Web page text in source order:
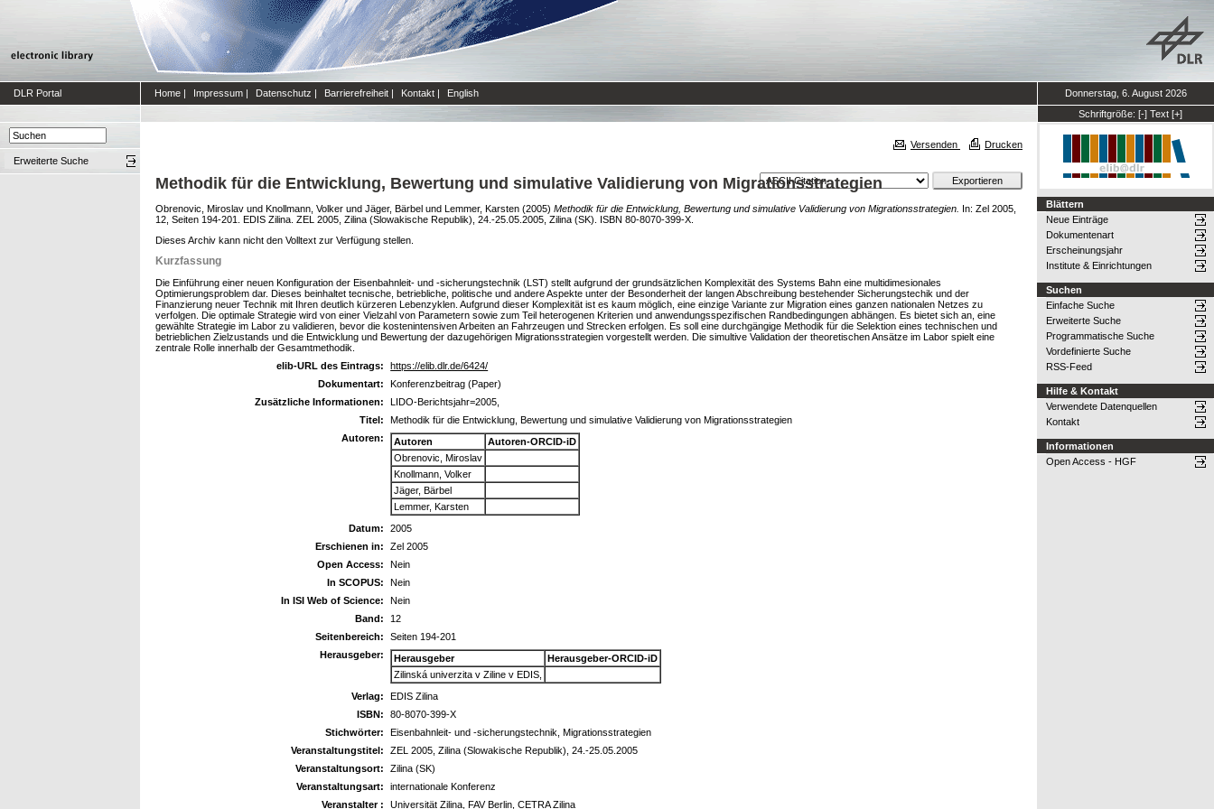
DLR Portal Home | Impressum | Datenschutz | Barrierefreiheit | Kontakt | English
Donnerstag, 6. August 2026
Schriftgröße: [-] Text [+]
Erweiterte Suche
Versenden Drucken
Methodik für die Entwicklung, Bewertung und simulative Validierung von Migrationsstrategien
Obrenovic, Miroslav und Knollmann, Volker und Jäger, Bärbel und Lemmer, Karsten (2005) Methodik für die Entwicklung, Bewertung und simulative Validierung von Migrationsstrategien. In: Zel 2005,
12, Seiten 194-201. EDIS Zilina. ZEL 2005, Zilina (Slowakische Republik), 24.-25.05.2005, Zilina (SK). ISBN 80-8070-399-X.
Dieses Archiv kann nicht den Volltext zur Verfügung stellen.
Kurzfassung
Die Einführung einer neuen Konfiguration der Eisenbahnleit- und -sicherungstechnik (LST) stellt aufgrund der grundsätzlichen Komplexität des Systems Bahn eine multidimesionales
Optimierungsproblem dar. Dieses beinhaltet tecnische, betriebliche, politische und andere Aspekte unter der Besonderheit der langen Abschreibung bestehender Sicherungstechik und der
Finanzierung neuer Technik mit Ihren deutlich kürzeren Lebenzyklen. Aufgrund dieser Komplexität ist es kaum möglich, eine einzige Variante zur Migration eines ganzen nationalen Netzes zu
verfolgen. Die optimale Strategie wird von einer Vielzahl von Parametern sowie zum Teil heterogenen Kriterien und anwendungsspezifischen Randbedingungen abhängen. Es bietet sich an, eine
gewählte Strategie im Labor zu validieren, bevor die kostenintensiven Arbeiten an Fahrzeugen und Strecken erfolgen. Es soll eine durchgängige Methodik für die Selektion eines technischen und
betrieblichen Zielzustands und die Entwicklung und Bewertung der dazugehörigen Migrationsstrategien vorgestellt werden. Die simultive Validation der theoretischen Ansätze im Labor spielt eine
zentrale Rolle innerhalb der Gesamtmethodik.
elib-URL des Eintrags:
https://elib.dlr.de/6424/
Dokumentart:
Konferenzbeitrag (Paper)
Zusätzliche Informationen:
LIDO-Berichtsjahr=2005,
Titel:
Methodik für die Entwicklung, Bewertung und simulative Validierung von Migrationsstrategien
Autoren:
Autoren
Autoren-ORCID-iD
Obrenovic, Miroslav
Knollmann, Volker
Jäger, Bärbel
Lemmer, Karsten
Datum:
2005
Erschienen in:
Zel 2005
Open Access:
Nein
In SCOPUS:
Nein
In ISI Web of Science:
Nein
Band:
12
Seitenbereich:
Seiten 194-201
Herausgeber:
Herausgeber
Herausgeber-ORCID-iD
Zilinská univerzita v Ziline v EDIS,
Verlag:
EDIS Zilina
ISBN:
80-8070-399-X
Stichwörter:
Eisenbahnleit- und -sicherungstechnik, Migrationsstrategien
Veranstaltungstitel:
ZEL 2005, Zilina (Slowakische Republik), 24.-25.05.2005
Veranstaltungsort:
Zilina (SK)
Veranstaltungsart:
internationale Konferenz
Veranstalter :
Universität Zilina, FAV Berlin, CETRA Zilina
Blättern
Neue Einträge
Dokumentenart
Erscheinungsjahr
Institute & Einrichtungen
Suchen
Einfache Suche
Erweiterte Suche
Programmatische Suche
Vordefinierte Suche
RSS-Feed
Hilfe & Kontakt
Verwendete Datenquellen
Kontakt
Informationen
Open Access - HGF